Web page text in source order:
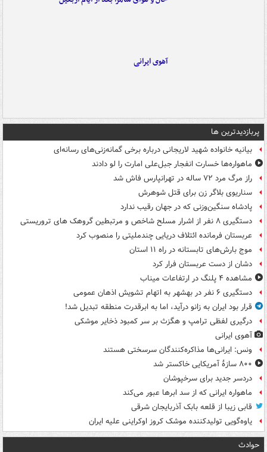
آهوی ایرانی
پربازدیدترین ها
بیانیه خانواده شهید لاریجانی درباره برخی گمانه‌زنی‌های رسانه‌ای
ماهواره‌ها خسارت انفجار جبل‌علی امارت را لو دادند
راز مرگ مرد ۷۲ ساله در تهرانپارس فاش شد
سناریوی بلاگر زن برای قتل شوهرش
پادشاه سنگین‌وزنی که در جهان رقیب ندارد
دستگیری ۸ نفر از اشرار مسلح شاخص و مرتبطین گروهک های تروریستی
عربستان فرمانده ائتلاف دریایی چندملیتی را منصوب کرد
موج بارش‌های تابستانه در راه ۱۱ استان
دشان از دست عربستان فرار کرد
مشاهده ۴ پلنگ در ارتفاعات میناب
دستگیری ۶ نفر در بهشهر به اتهام تشویش اذهان عمومی
قرار بود ایران به زانو درآید، اما به ابرقدرت منطقه تبدیل شد!
درگیری لفظی ترامپ و هگزث بر سر کمبود ذخایر موشکی
آهوی ایرانی
ونس: ایرانی‌ها مذاکره‌کنندگان سرسختی هستند
۸۰۰ سازۀ آمریکایی خاکستر شد
دردسر جدید برای سرخپوشان
ماهواره ایرانی که از سد ابرها عبور می‌کند
قابی زیبا از قلعه بابک آذربایجان شرقی
یاوه‌گویی تولیدکننده موشک کروز اوکراینی علیه ایران
حوادث